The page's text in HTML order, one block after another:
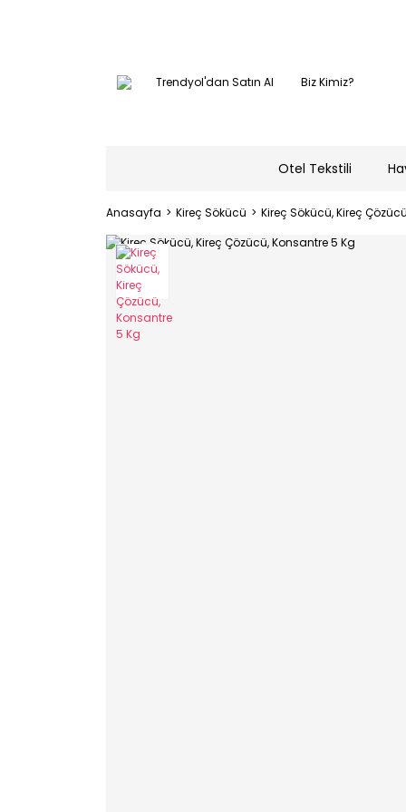
Trendyol'dan Satın Al Biz Kimiz?
Otel Tekstili
Anasayfa Kireç Sökücü Kireç Sökücü, Kireç